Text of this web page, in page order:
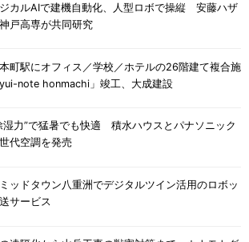
カルAIで建機自動化、人型ロボで操縦 安藤ハザ
戸高専が共同研究
町駅にオフィス／学校／ホテルの26階建て複合施
note honmachi」竣工、大成建設
湿力”で猛暑でも快適 積水ハウスとパナソニック
代空調を発売
ッドタウン八重洲でデジタルツイン活用のロボッ
サービス